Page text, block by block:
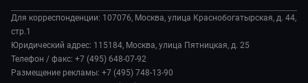
Происшествия
Культура
Евразия. Культурно
Евразия. Регионы
Наши иностранцы
Пять причин поехать в...
История
Руководство
Новости
Пресса о нас
Для корреспонденции: 107076, Москва, улица Краснобогатырская, д. 44,
стр.1
Юридический адрес: 115184, Москва, улица Пятницкая, д. 25
Телефон / факс: +7 (495) 648-07-92
Размещение рекламы: +7 (495) 748-13-90